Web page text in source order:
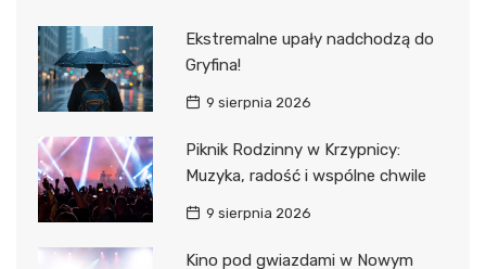
Ekstremalne upały nadchodzą do
Gryfina!
9 sierpnia 2026
Piknik Rodzinny w Krzypnicy:
Muzyka, radość i wspólne chwile
9 sierpnia 2026
Kino pod gwiazdami w Nowym